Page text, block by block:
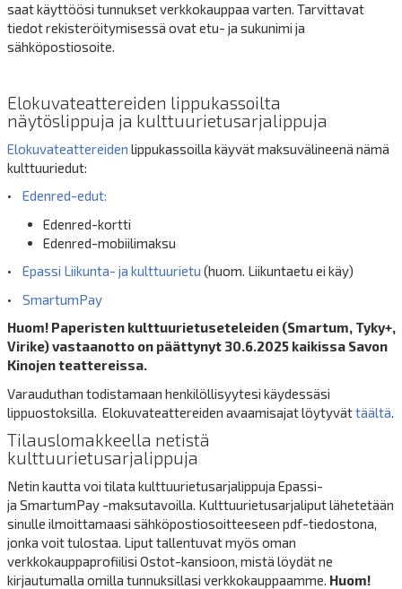
saat käyttöösi tunnukset verkkokauppaa varten. Tarvittavat
tiedot rekisteröitymisessä ovat etu- ja sukunimi ja
sähköpostiosoite.
Elokuvateattereiden lippukassoilta
näytöslippuja ja kulttuurietusarjalippuja
Elokuvateattereiden lippukassoilla käyvät maksuvälineenä nämä
kulttuuriedut:
• Edenred-edut:
Edenred-kortti
Edenred-mobiilimaksu
• Epassi Liikunta- ja kulttuurietu (huom. Liikuntaetu ei käy)
• SmartumPay
Huom! Paperisten kulttuurietuseteleiden (Smartum, Tyky+,
Virike) vastaanotto on päättynyt 30.6.2025 kaikissa Savon
Kinojen teattereissa.
Varauduthan todistamaan henkilöllisyytesi käydessäsi
lippuostoksilla. Elokuvateattereiden avaamisajat löytyvättäältä.
Tilauslomakkeella netistä
kulttuurietusarjalippuja
Netin kautta voi tilata kulttuurietusarjalippuja Epassi-
ja SmartumPay -maksutavoilla. Kulttuurietusarjaliput lähetetään
sinulle ilmoittamaasi sähköpostiosoitteeseen pdf-tiedostona,
jonka voit tulostaa. Liput tallentuvat myös oman
verkkokauppaprofiilisi Ostot-kansioon, mistä löydät ne
kirjautumalla omilla tunnuksillasi verkkokauppaamme. Huom!